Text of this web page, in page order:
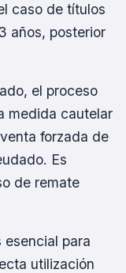
caso de títulos
años, posterior
el proceso
medida cautelar
forzada de
Es
de remate
para
utilización